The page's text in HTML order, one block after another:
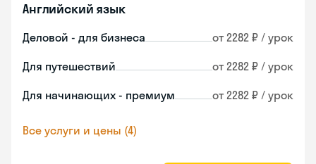
Английский язык
Деловой - для бизнеса от 2282 ₽ / урок
Для путешествий от 2282 ₽ / урок
Для начинающих - премиум от 2282 ₽ / урок
Все услуги и цены (4)